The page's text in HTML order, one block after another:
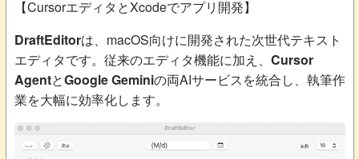
【CursorエディタとXcodeでアプリ開発】
DraftEditorは、macOS向けに開発された次世代テキスト
エディタです。従来のエディタ機能に加え、 Cursor
AgentとGoogle Geminiの両AIサービスを統合し、執筆作
業を大幅に効率化します。